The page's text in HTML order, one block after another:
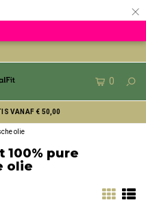
×
0
VANAF € 50,00
olie
100% pure
olie